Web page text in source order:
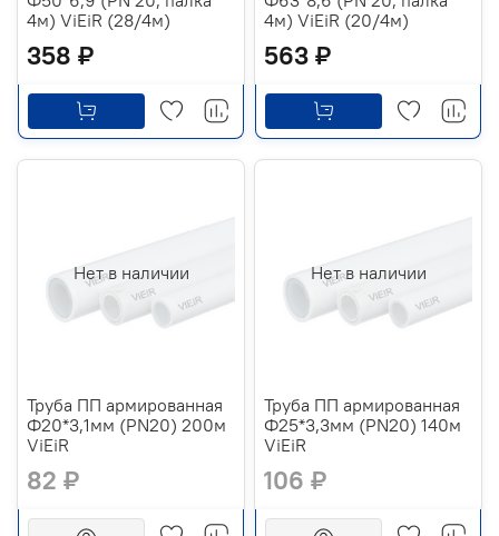
4м) ViEiR (28/4м)
358 ₽
4м) ViEiR (20/4м)
563 ₽
Нет в наличии
Труба ПП армированная
Ф20*3,1мм (PN20) 200м
ViEiR
82 ₽
Нет в наличии
Труба ПП армированная
Ф25*3,3мм (PN20) 140м
ViEiR
106 ₽